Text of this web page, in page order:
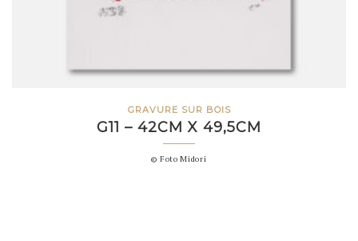
GRAVURE SUR BOIS
G11 – 42CM X 49,5CM
© Foto Midori